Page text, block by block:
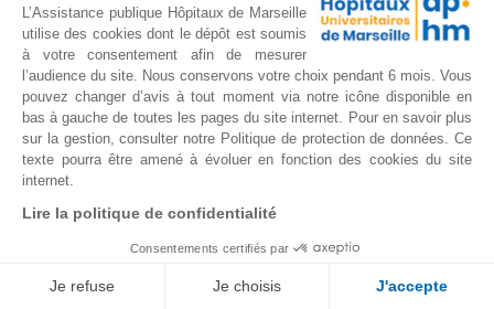
pharyngolaryngée en phoniatrie
Analyse acoustique et
aérodynamique des troubles de la
voix et de la parole
Chirurgie sur patient éveillé
Polygraphie (enregistrement
du sommeil) - endoscopie sous
Épreuve Fonctionnelle
Respiratoire nasale :
rhinomanométrie et
L’Assistance publique Hôpitaux de Marseille
utilise des cookies dont le dépôt est soumis
à votre consentement afin de mesurer
l’audience du site. Nous conservons votre choix pendant 6 mois. Vous
pouvez changer d’avis à tout moment via notre icône disponible en
bas à gauche de toutes les pages du site internet. Pour en savoir plus
sur la gestion, consulter notre Politique de protection de données. Ce
texte pourra être amené à évoluer en fonction des cookies du site
internet.
Lire la politique de confidentialité
Consentements certifiés par
Je refuse Je choisis J'accepte